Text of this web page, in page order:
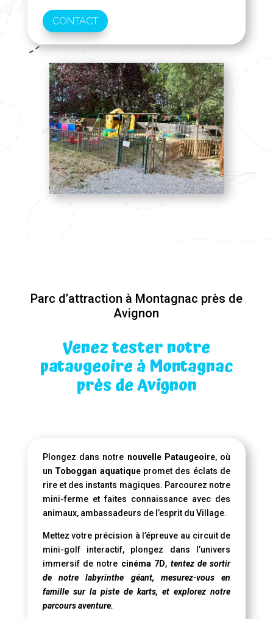
CONTACT
Parc d’attraction à Montagnac près de
Avignon
Venez tester notre
pataugeoire à Montagnac
près de Avignon
Plongez dans notre nouvelle Pataugeoire, où
un Toboggan aquatiquepromet des éclats de
rire et des instants magiques. Parcourez notre
mini-ferme et faites connaissance avec des
animaux, ambassadeurs de l’esprit du Village.
Mettez votre précision à l’épreuve au circuit de
mini-golf interactif, plongez dans l’univers
immersif de notre cinéma 7D, tentez de sortir
de notre labyrinthe géant, mesurez-vous en
famille sur la piste de karts, et explorez notre
parcours aventure.